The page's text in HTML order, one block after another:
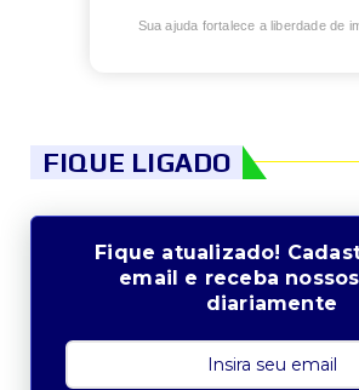
Sua ajuda fortalece a liberdade de
FIQUE LIGADO
Fique atualizado!
email e receba
diariamente